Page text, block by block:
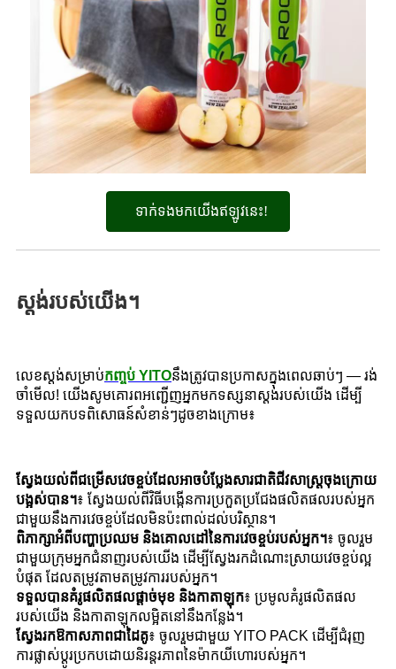
ទាក់ទងមកយើងឥឡូវនេះ!
ស្តង់របស់យើង។
លេខស្តង់សម្រាប់កញ្ចប់ YITOនឹង​ត្រូវ​បាន​ប្រកាស​ក្នុង​ពេល​ឆាប់​ៗ — រង់
ចាំ​មើល! យើងសូមគោរពអញ្ជើញអ្នកមកទស្សនាស្តង់របស់យើង ដើម្បី
ទទួលយកបទពិសោធន៍សំខាន់ៗដូចខាងក្រោម៖
ស្វែងយល់ពីជម្រើសវេចខ្ចប់ដែលអាចបំប្លែងសារជាតិជីវសាស្ត្រចុងក្រោយ
បង្អស់បាន។៖ ស្វែងយល់ពីវិធីបង្កើនការប្រកួតប្រជែងផលិតផលរបស់អ្នក
ជាមួយនឹងការវេចខ្ចប់ដែលមិនប៉ះពាល់ដល់បរិស្ថាន។
ពិភាក្សាអំពីបញ្ហាប្រឈម និងគោលដៅនៃការវេចខ្ចប់របស់អ្នក។៖ ចូលរួម
ជាមួយក្រុមអ្នកជំនាញរបស់យើង ដើម្បីស្វែងរកដំណោះស្រាយវេចខ្ចប់ល្អ
បំផុត ដែលតម្រូវតាមតម្រូវការរបស់អ្នក។
ទទួលបានគំរូផលិតផលផ្តាច់មុខ និងកាតាឡុក៖ ប្រមូលគំរូផលិតផល
របស់យើង និងកាតាឡុកលម្អិតនៅនឹងកន្លែង។
ស្វែងរកឱកាសភាពជាដៃគូ៖ ចូលរួមជាមួយ YITO PACK ដើម្បីជំរុញ
ការផ្លាស់ប្តូរប្រកបដោយនិរន្តរភាពនៃម៉ាកយីហោរបស់អ្នក។